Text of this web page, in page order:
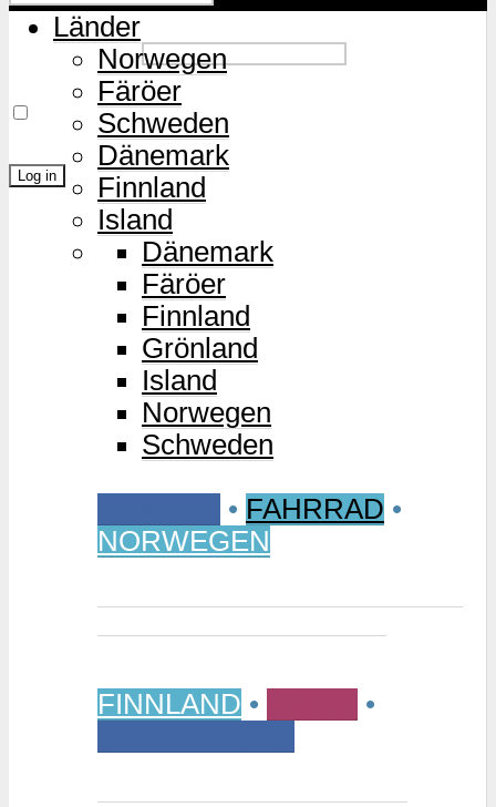
Password
Remember Me
Lost Password?
Länder
Norwegen
Färöer
Schweden
Dänemark
Finnland
Island
Dänemark
Färöer
Finnland
Grönland
Island
Norwegen
Schweden
• FAHRRAD •
NORWEGEN
FINNLAND •
•